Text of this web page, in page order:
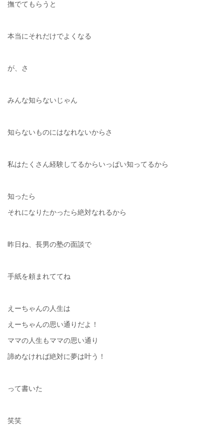
撫でてもらうと
本当にそれだけでよくなる
が、さ
みんな知らないじゃん
知らないものにはなれないからさ
私はたくさん経験してるからいっぱい知ってるから
知ったら
それになりたかったら絶対なれるから
昨日ね、長男の塾の面談で
手紙を頼まれててね
えーちゃんの人生は
えーちゃんの思い通りだよ！
ママの人生もママの思い通り
諦めなければ絶対に夢は叶う！
って書いた
笑笑